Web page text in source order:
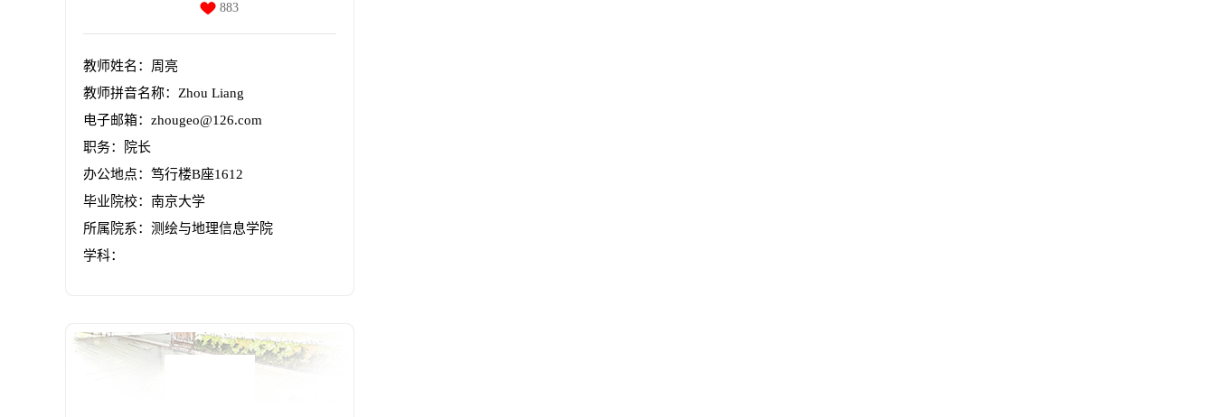
883
教师姓名：周亮
教师拼音名称：Zhou Liang
电子邮箱： zhougeo@126.com
职务：院长
办公地点：笃行楼B座1612
毕业院校：南京大学
所属院系：测绘与地理信息学院
学科：